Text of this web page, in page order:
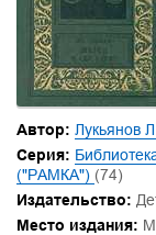
Автор: Лукьянов Л.
Серия:
("РАМКА") (74)
Издательство:
Место издания: